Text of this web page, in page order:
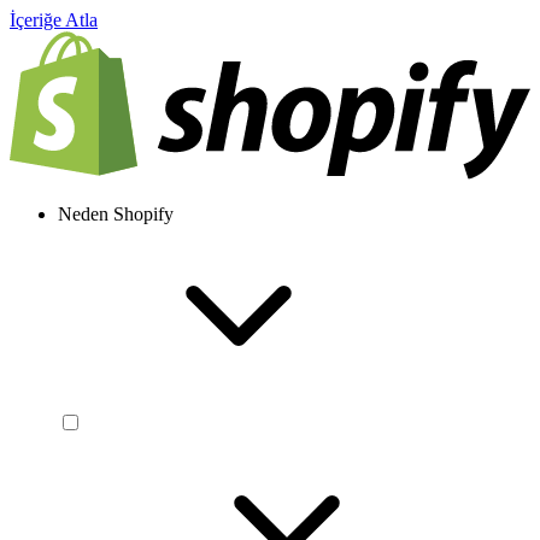
İçeriğe Atla
Neden Shopify